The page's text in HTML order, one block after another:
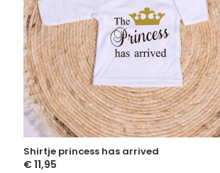
Shirtje princess has arrived
€11,95